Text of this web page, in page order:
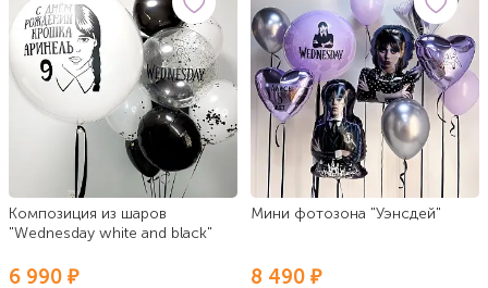
Композиция из шаров
"Wednesday white and black"
6 990 ₽
Мини фотозона "Уэнсдей"
8 490 ₽